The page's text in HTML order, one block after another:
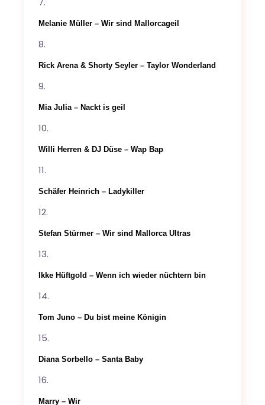
Melanie Müller – Wir sind Mallorcageil
Rick Arena & Shorty Seyler – Taylor Wonderland
Mia Julia – Nackt is geil
Willi Herren & DJ Düse – Wap Bap
Schäfer Heinrich – Ladykiller
Stefan Stürmer – Wir sind Mallorca Ultras
Ikke Hüftgold – Wenn ich wieder nüchtern bin
Tom Juno – Du bist meine Königin
Diana Sorbello – Santa Baby
Marry – Wir